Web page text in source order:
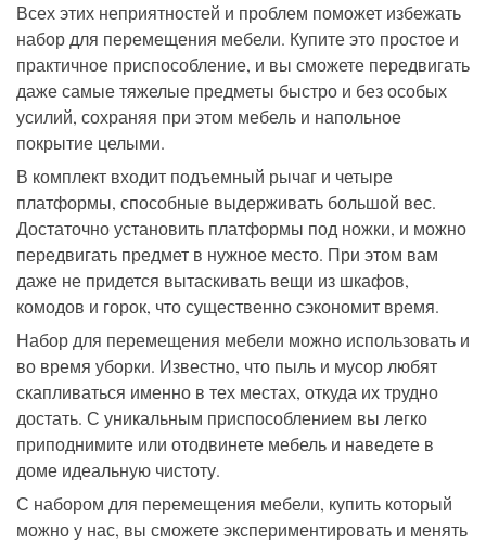
Всех этих неприятностей и проблем поможет избежать
набор для перемещения мебели. Купите это простое и
практичное приспособление, и вы сможете передвигать
даже самые тяжелые предметы быстро и без особых
усилий, сохраняя при этом мебель и напольное
покрытие целыми.
В комплект входит подъемный рычаг и четыре
платформы, способные выдерживать большой вес.
Достаточно установить платформы под ножки, и можно
передвигать предмет в нужное место. При этом вам
даже не придется вытаскивать вещи из шкафов,
комодов и горок, что существенно сэкономит время.
Набор для перемещения мебели можно использовать и
во время уборки. Известно, что пыль и мусор любят
скапливаться именно в тех местах, откуда их трудно
достать. С уникальным приспособлением вы легко
приподнимите или отодвинете мебель и наведете в
доме идеальную чистоту.
С набором для перемещения мебели, купить который
можно у нас, вы сможете экспериментировать и менять